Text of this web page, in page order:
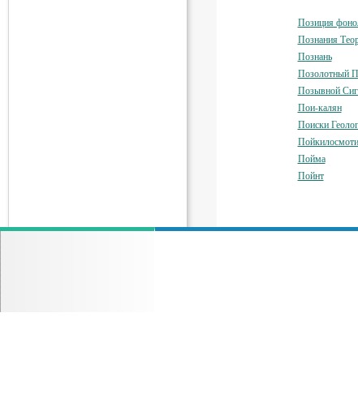
Позиция
Познания
Познань
Позолотный
Позывной
Пои-калян
Поиски
Пойма
Пойнт